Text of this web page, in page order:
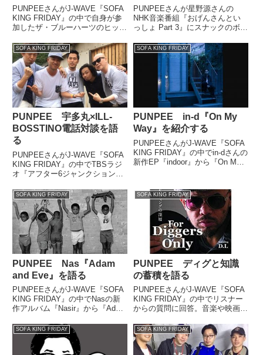
語る
PUNPEEさんがJ-WAVE『SOFA
KING FRIDAY』の中で自身が参
加したザ・ブルーハーツのヒップ
『終わらない歌』について話して
いました。（PUNPEE）お送り
したのは『TRAIN-TRAIN』。
ブ...
まとめ
PUNPEEさんが星野源さんの
NHK音楽番組『おげんさんとい
っしょ Part 3』にスナックのボー
さんが歌う『Pop Virus』に新た
にラップで参加していました。番
組で披露されたPUNPEEさんの
エクスクルー...
SOFA KING FRIDAY
PUNPEE 宇多丸×ILL-
BOSSTINO電話対談を語
る
PUNPEEさんがJ-WAVE『SOFA
KING FRIDAY』の中でTBSラジ
オ『アフター6ジャンクション』
BLUE HERBのILL-BOSSTINOさ
んの電話対談についてトーク。対
談の中で自身の名前が出...
SOFA KING FRIDAY
PUNPEE in-d『On My
Way』を紹介する
PUNPEEさんがJ-WAVE『SOFA
KING FRIDAY』の中でin-dさんの
新作EP『indoor』から『On My
氏で『On My Way』でした。昨
日、ミュー...
SOFA KING FRIDAY
PUNPEE Nas『Adam
and Eve』を語る
PUNPEEさんがJ-WAVE『SOFA
KING FRIDAY』の中でNasの新
作アルバム『Nasir』から『Adam
というわけでそんなことを言って
いたら、さっき言ったアダムって
いう名前が入った『Ad...
SOFA KING FRIDAY
PUNPEE ディグと知識
の蓄積を語る
PUNPEEさんがJ-WAVE『SOFA
KING FRIDAY』の中でリスナー
からの質問に回答。音楽や映画な
話していました。（PUNPEE）
お送りしたのはtofubeatsの『水
星』とダフト・パンク『Some...
SOFA KING FRIDAY SOFA KING FRIDAY